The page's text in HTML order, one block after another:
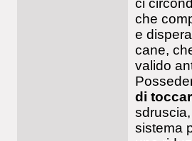
ci
che
e
cane,
valido
di
sistema